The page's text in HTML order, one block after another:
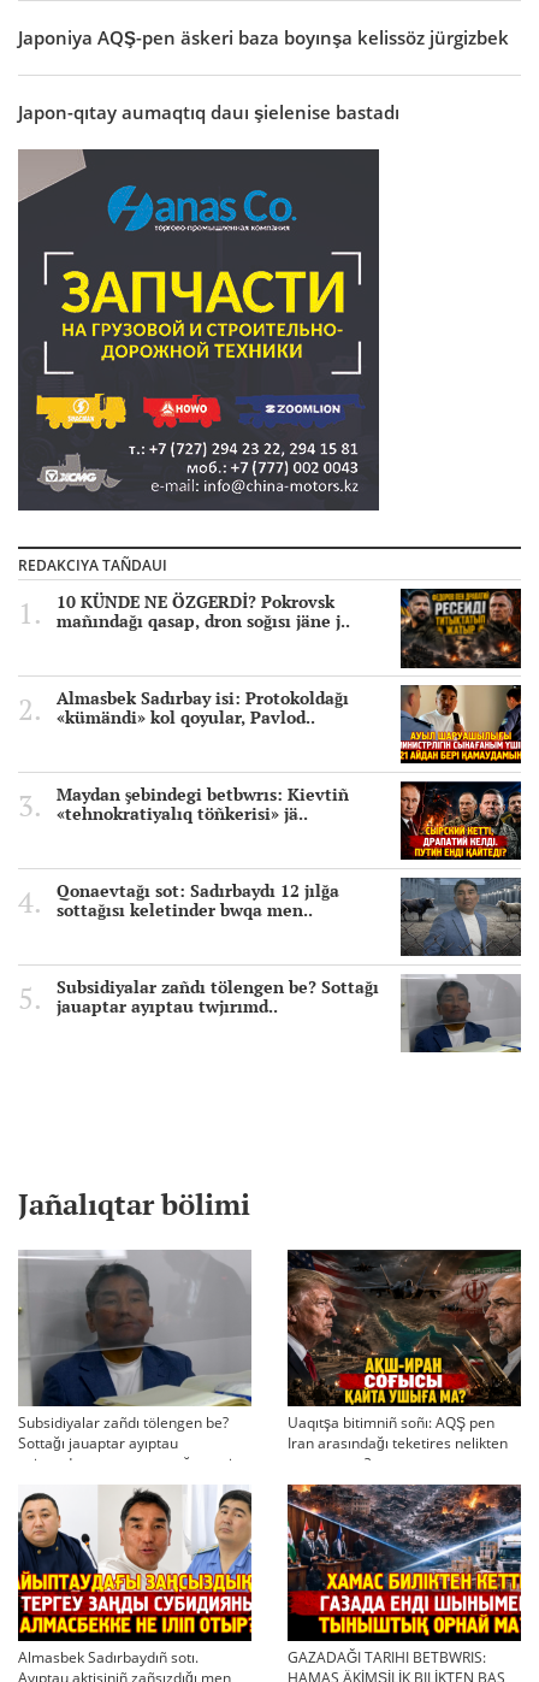
Japoniya AQŞ-pen äskeri baza boyınşa kelissöz jürgizbek
Japon-qıtay aumaqtıq dauı şielenise bastadı
REDAKCIYA TAÑDAUI
10 KÜNDE NE ÖZGERDİ? Pokrovsk
mañındağı qasap, dron soğısı jäne j..
Almasbek Sadırbay isi: Protokoldağı
«kümändi» kol qoyular, Pavlod..
Maydan şebindegi betbwrıs: Kievtiñ
«tehnokratiyalıq töñkerisi» jä..
Qonaevtağı sot: Sadırbaydı 12 jılğa
sottağısı keletinder bwqa men..
Subsidiyalar zañdı tölengen be? Sottağı
jauaptar ayıptau twjırımd..
Jañalıqtar bölimi
Subsidiyalar zañdı tölengen be?
Sottağı jauaptar ayıptau
twjırımdarın qayta qarauğa negiz
bola ala ma?
Uaqıtşa bitimniñ soñı: AQŞ pen
Iran arasındağı teketires nelikten
qayta uşıqtı?
Almasbek Sadırbaydıñ sotı.
GAZADAĞI TARIHI BETBWRIS: